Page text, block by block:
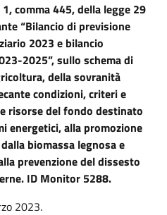
comma 445, della legge 29
“Bilancio di previsione
2023 e bilancio
2025”, sullo schema di
della sovranità
condizioni, criteri e
risorse del fondo destinato
energetici, alla promozione
biomassa legnosa e
prevenzione del dissesto
ID Monitor 5288.
2023.